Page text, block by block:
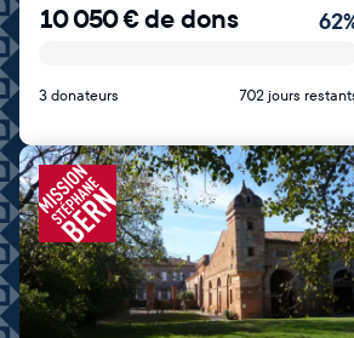
10 050€de dons 62
3 donateurs 702 jours